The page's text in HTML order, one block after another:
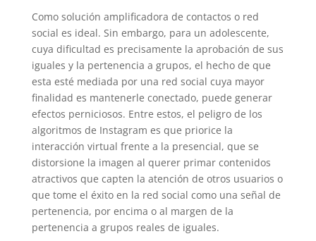
Como solución amplificadora de contactos o red
social es ideal. Sin embargo, para un adolescente,
cuya dificultad es precisamente la aprobación de sus
iguales y la pertenencia a grupos, el hecho de que
esta esté mediada por una red social cuya mayor
finalidad es mantenerle conectado, puede generar
efectos perniciosos. Entre estos, el peligro de los
algoritmos de Instagram es que priorice la
interacción virtual frente a la presencial, que se
distorsione la imagen al querer primar contenidos
atractivos que capten la atención de otros usuarios o
que tome el éxito en la red social como una señal de
pertenencia, por encima o al margen de la
pertenencia a grupos reales de iguales.